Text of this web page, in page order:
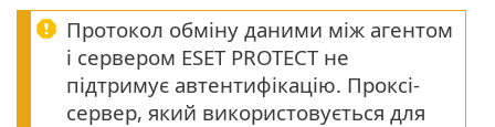
Протокол обміну даними між агентом
і сервером ESET PROTECT не
підтримує автентифікацію. Проксі-
сервер, який використовується для